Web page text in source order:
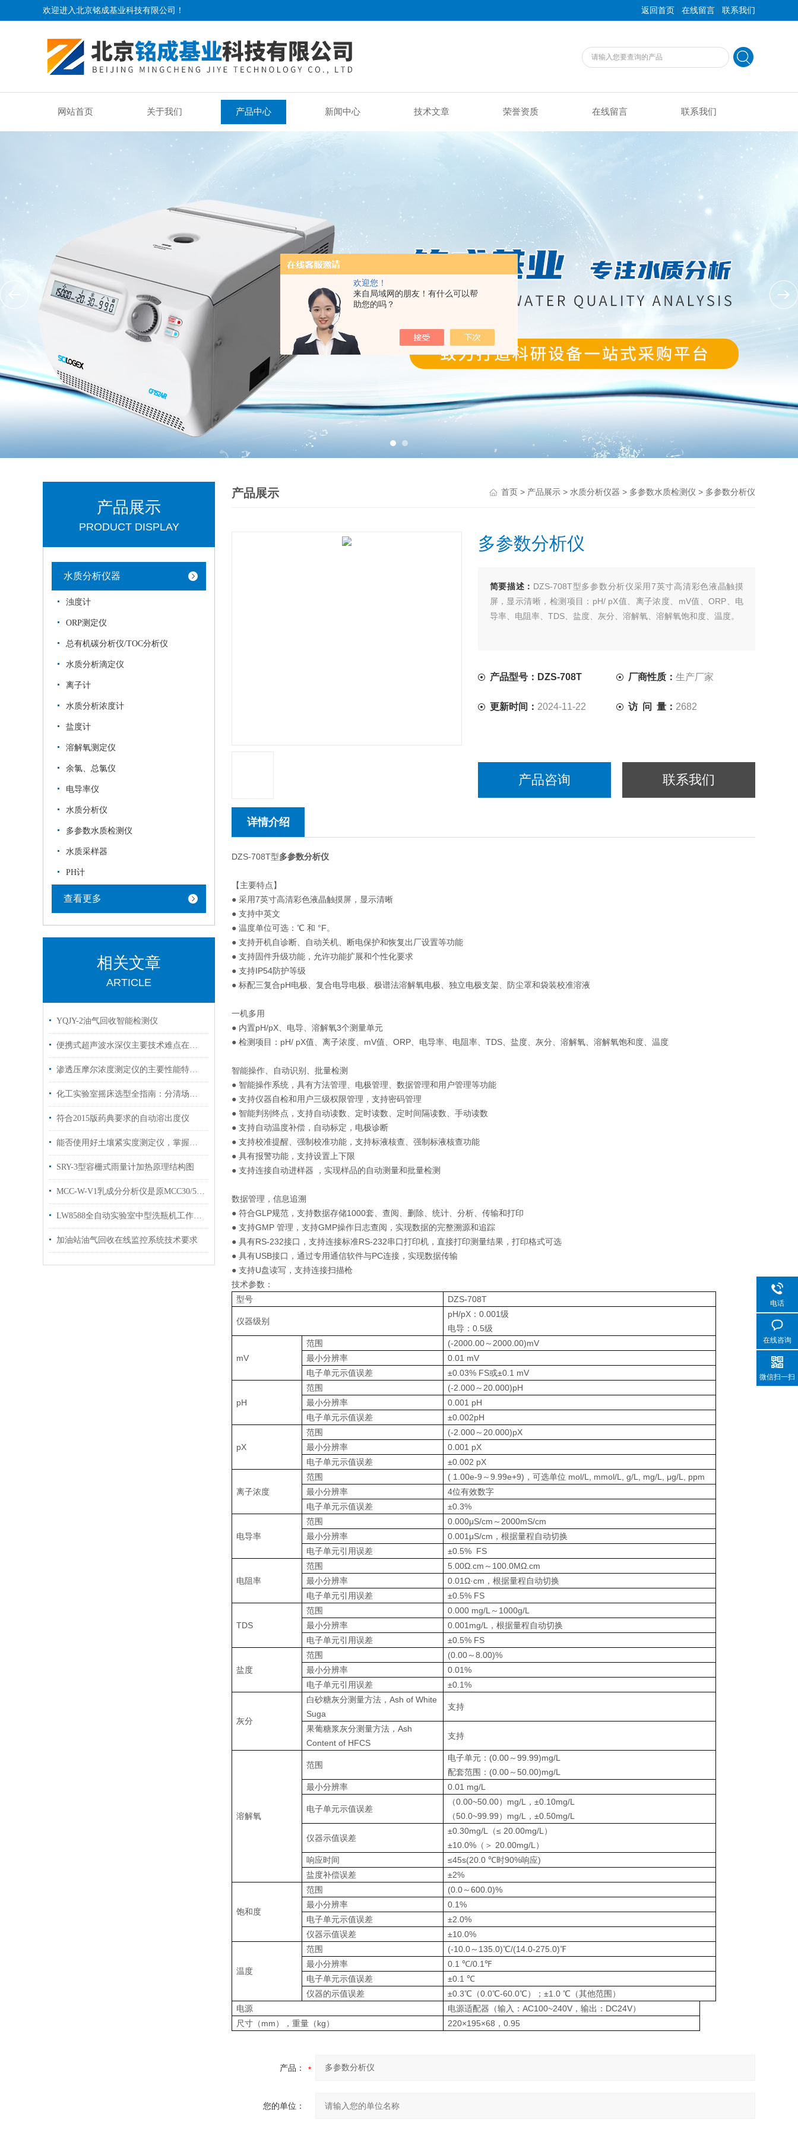
欢迎您！
来自局域网的朋友！有什么可以帮
助您的吗？
欢迎进入北京铭成基业科技有限公司！ 返回首页 | 在线留言 | 联系我们
网站首页 关于我们 产品中心 新闻中心 技术文章 荣誉资质 在线留言 联系我们
产品展示
PRODUCT DISPLAY
水质分析仪器
浊度计
ORP测定仪
总有机碳分析仪/TOC分析仪
水质分析滴定仪
离子计
水质分析浓度计
盐度计
溶解氧测定仪
余氯、总氯仪
电导率仪
水质分析仪
多参数水质检测仪
水质采样器
PH计
查看更多
相关文章
ARTICLE
YQJY-2油气回收智能检测仪
便携式超声波水深仪主要技术难点在以下几点
渗透压摩尔浓度测定仪的主要性能特点有哪些
化工实验室摇床选型全指南：分清场景、吃透参数，选对设备少走弯路
符合2015版药典要求的自动溶出度仪
能否使用好土壤紧实度测定仪，掌握其功能是关键
SRY-3型容栅式雨量计加热原理结构图
MCC-W-V1乳成分分析仪是原MCC30/50SEC升级版
LW8588全自动实验室中型洗瓶机工作原理及性能特点
加油站油气回收在线监控系统技术要求
产品展示 首页 > 产品展示 > 水质分析仪器 > 多参数水质检测仪 > 多参数分析仪
多参数分析仪
简要描述： DZS-708T型多参数分析仪采用7英寸高清彩色液晶触摸
屏，显示清晰，检测项目：pH/ pX值、离子浓度、mV值、ORP、电
导率、电阻率、TDS、盐度、灰分、溶解氧、溶解氧饱和度、温度。
产品型号：DZS-708T 厂商性质：生产厂家
更新时间： 2024-11-22 访 问 量： 2682
产品咨询 联系我们
详情介绍
DZS-708T型多参数分析仪
【主要特点】
● 采用7英寸高清彩色液晶触摸屏，显示清晰
● 支持中英文
● 温度单位可选：℃ 和 °F。
● 支持开机自诊断、自动关机、断电保护和恢复出厂设置等功能
● 支持固件升级功能，允许功能扩展和个性化要求
● 支持IP54防护等级
● 标配三复合pH电极、复合电导电极、极谱法溶解氧电极、独立电极支架、防尘罩和袋装校准溶液
一机多用
● 内置pH/pX、电导、溶解氧3个测量单元
● 检测项目：pH/ pX值、离子浓度、mV值、ORP、电导率、电阻率、TDS、盐度、灰分、溶解氧、溶解氧饱和度、温度
智能操作、自动识别、批量检测
● 智能操作系统，具有方法管理、电极管理、数据管理和用户管理等功能
● 支持仪器自检和用户三级权限管理，支持密码管理
● 智能判别终点，支持自动读数、定时读数、定时间隔读数、手动读数
● 支持自动温度补偿，自动标定，电极诊断
● 支持校准提醒、强制校准功能，支持标液核查、强制标液核查功能
● 具有报警功能，支持设置上下限
● 支持连接自动进样器 ，实现样品的自动测量和批量检测
数据管理，信息追溯
● 符合GLP规范，支持数据存储1000套、查阅、删除、统计、分析、传输和打印
● 支持GMP 管理，支持GMP操作日志查阅，实现数据的完整溯源和追踪
● 具有RS-232接口，支持连接标准RS-232串口打印机，直接打印测量结果，打印格式可选
● 具有USB接口，通过专用通信软件与PC连接，实现数据传输
● 支持U盘读写，支持连接扫描枪
技术参数：
型号
DZS-708T
仪器级别
pH/pX：0.001级
电导：0.5级
mV
范围
(-2000.00～2000.00)mV
最小分辨率
0.01 mV
电子单元示值误差
±0.03% FS或±0.1 mV
pH
范围
(-2.000～20.000)pH
最小分辨率
0.001 pH
电子单元示值误差
±0.002pH
pX
范围
(-2.000～20.000)pX
最小分辨率
0.001 pX
电子单元示值误差
±0.002 pX
离子浓度
范围
( 1.00e-9～9.99e+9)，可选单位 mol/L, mmol/L, g/L, mg/L, μg/L, ppm
最小分辨率
4位有效数字
电子单元示值误差
±0.3%
电导率
范围
0.000μS/cm～2000mS/cm
最小分辨率
0.001μS/cm，根据量程自动切换
电子单元引用误差
±0.5% FS
电阻率
范围
5.00Ω.cm～100.0MΩ.cm
最小分辨率
0.01Ω·cm，根据量程自动切换
电子单元引用误差
±0.5% FS
TDS
范围
0.000 mg/L～1000g/L
最小分辨率
0.001mg/L，根据量程自动切换
电子单元引用误差
±0.5% FS
盐度
范围
(0.00～8.00)%
最小分辨率
0.01%
电子单元引用误差
±0.1%
灰分
白砂糖灰分测量方法，Ash of White
Suga
支持
果葡糖浆灰分测量方法，Ash
Content of HFCS
支持
溶解氧
范围
电子单元：(0.00～99.99)mg/L
配套范围：(0.00～50.00)mg/L
最小分辨率
0.01 mg/L
电子单元示值误差
（0.00~50.00）mg/L，±0.10mg/L
（50.0~99.99）mg/L，±0.50mg/L
仪器示值误差
±0.30mg/L（≤ 20.00mg/L）
±10.0%（＞ 20.00mg/L）
响应时间
≤45s(20.0 ℃时90%响应)
盐度补偿误差
±2%
饱和度
范围
(0.0～600.0)%
最小分辨率
0.1%
电子单元示值误差
±2.0%
仪器示值误差
±10.0%
温度
范围
(-10.0～135.0)℃/(14.0-275.0)℉
最小分辨率
0.1 ℃/0.1℉
电子单元示值误差
±0.1 ℃
仪器的示值误差
±0.3℃（0.0℃-60.0℃）；±1.0 ℃（其他范围）
电源
电源适配器（输入：AC100~240V，输出：DC24V）
尺寸（mm），重量（kg）
220×195×68，0.95
产品：
您的单位：
电话
在线咨询
微信扫一扫